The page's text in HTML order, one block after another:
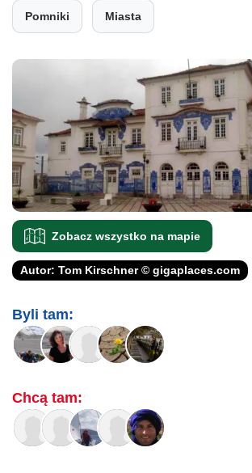
Pomniki Miasta
Zobacz wszystko na mapie
Autor: Tom Kirschner © gigaplaces.com
Byli tam:
Chcą tam: